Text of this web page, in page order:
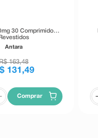
30 Comprimidos
Antara
163,48
131 ,49
Comprar